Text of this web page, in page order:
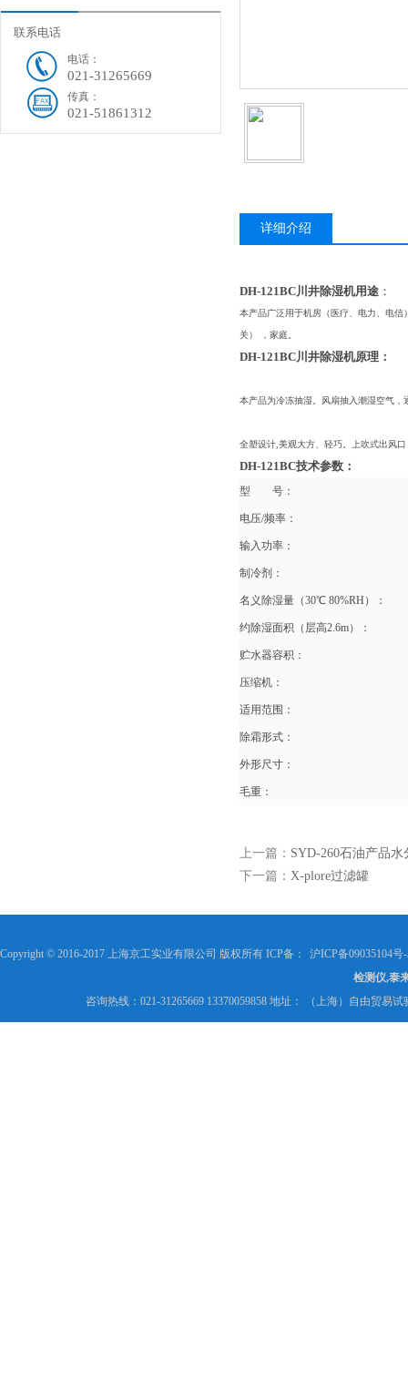
联系电话
电话：
021-31265669
传真：
021-51861312
详细介绍
DH-121BC川井除湿机用途 ：
本产品广泛用于机房（医疗、电力、电
关） ，家庭。
DH-121BC川井除湿机原理：
本产品为冷冻抽湿。风扇抽入潮湿空气
全塑设计,美观大方、轻巧。上吹式出风
DH-121BC技术参数：
型 号：
电压/频率：
输入功率：
制冷剂：
名义除湿量（30℃ 80%RH）：
约除湿面积（层高2.6m）：
贮水器容积：
压缩机：
适用范围：
除霜形式：
外形尺寸：
毛重：
上一篇： SYD-260石油产品
下一篇： X-plore过滤罐
Copyright © 2016-2017 上海京工实业有限公司 版权所有 ICP备：
沪ICP备09035104号
检测仪,泰
咨询热线：021-31265669 13370059858 地址： （上海）自由贸易